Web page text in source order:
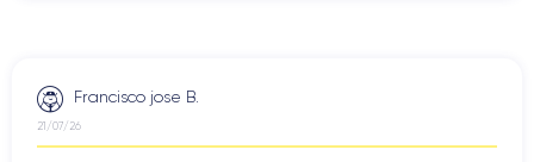
Francisco jose B.
21/07/26